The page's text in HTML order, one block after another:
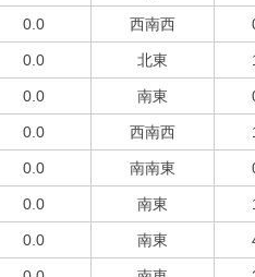
0.0 西南西
0.0 北東
0.0 南東
0.0 西南西
0.0 南南東
0.0 南東
0.0 南東